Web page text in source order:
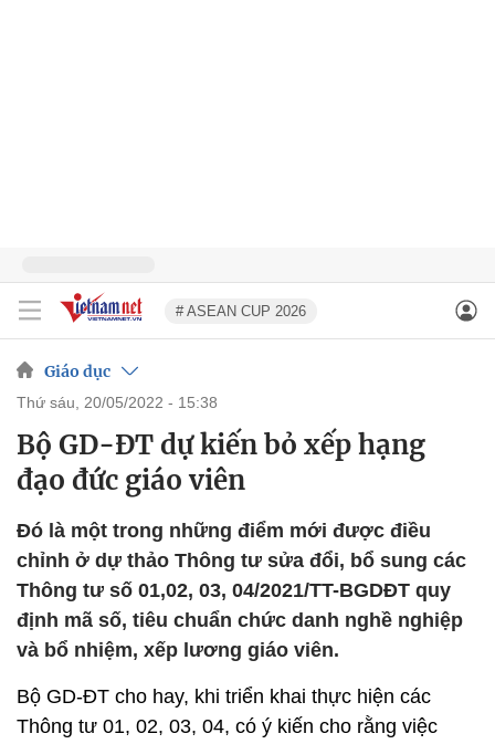
# ASEAN CUP 2026
Giáo dục
thứ sáu, 20/05/2022 - 15:38
Bộ GD-ĐT dự kiến bỏ xếp hạng
đạo đức giáo viên
Đó là một trong những điểm mới được điều
chỉnh ở dự thảo Thông tư sửa đổi, bổ sung các
Thông tư số 01,02, 03, 04/2021/TT-BGDĐT quy
định mã số, tiêu chuẩn chức danh nghề nghiệp
và bổ nhiệm, xếp lương giáo viên.
Bộ GD-ĐT cho hay, khi triển khai thực hiện các
Thông tư 01, 02, 03, 04, có ý kiến cho rằng việc